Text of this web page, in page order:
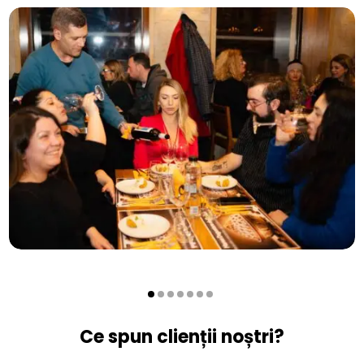
Ce spun clienții noștri?